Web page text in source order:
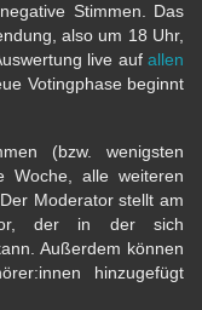
Stimmen. Das
also um 18 Uhr,
live auf allen
Votingphase beginnt
(bzw. wenigsten
Woche, alle weiteren
Moderator stellt am
der in der sich
Außerdem können
hinzugefügt